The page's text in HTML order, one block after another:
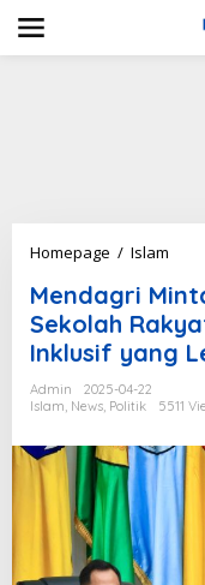
i
Homepage / Islam
n
d
a
g
i
i
m
Mendagri
Sekolah
Inklusif yang
Admin
2025-04-22
Islam, News, Politik 5511